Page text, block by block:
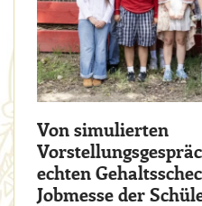
Von simulierten
echten
Jobmesse der